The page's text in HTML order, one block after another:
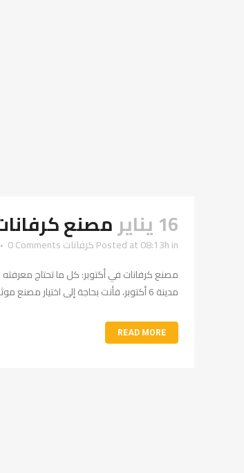
16 يناير مصنع كرفانات فى
Posted at 08:13hin كرفانات0 Comments
مدينة 6 أكتوبر، فأنت بحاجة إلى اختيار مصنع موثوق يمكنه توفير منتجات عالية الجودة....
READ MORE